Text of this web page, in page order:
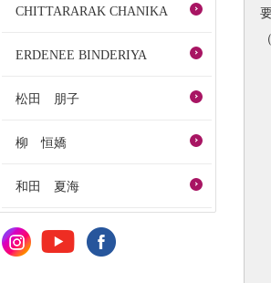
CHITTARARAK CHANIKA
ERDENEE BINDERIYA
松田 朋子
柳 恒嬌
和田 夏海